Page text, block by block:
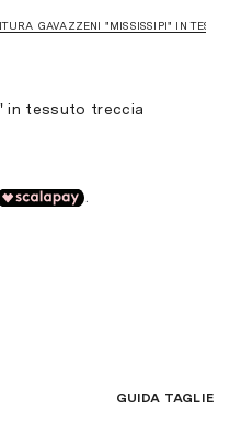
GAVAZZENI "MISSISSIPI" IN
in tessuto treccia
GUIDA TAGLIE